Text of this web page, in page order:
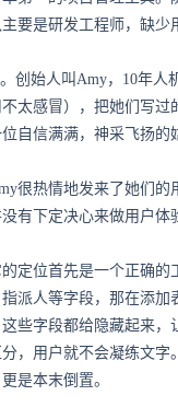
要是研发工程师，缺少
创始人叫Amy，10年
太感冒），把她们写
自信满满，神采飞扬的
很热情地发来了她们
有下定决心来做用户体
定位首先是一个正确
派人等字段，那在添
些字段都给隐藏起来
，用户就不会凝练文
是本末倒置。